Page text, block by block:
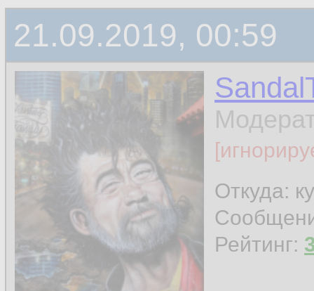
21.09.2019, 00:59
Откуда:
Рейтинг: